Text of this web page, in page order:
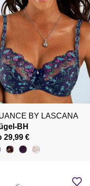
BY LASCANA
BH
29,99 €